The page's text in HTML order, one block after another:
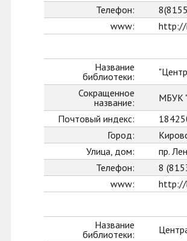
Телефон:
www:
http://
Название
библиотеки:
Сокращенное
название:
МБУК
Почтовый индекс:
Город:
Улица, дом:
пр.
Телефон:
8
www:
http://
Название
библиотеки: